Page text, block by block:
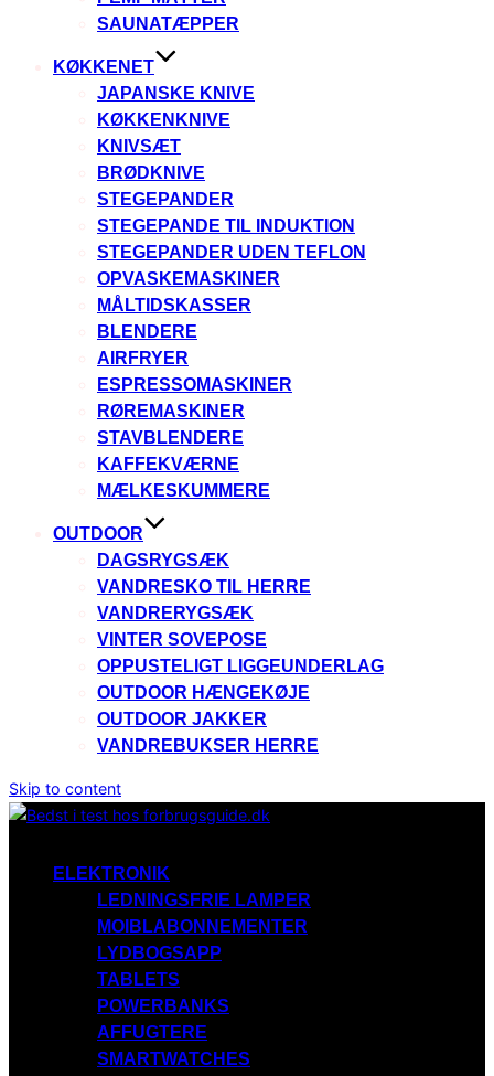
SAUNATÆPPER
KØKKENET
JAPANSKE KNIVE
KØKKENKNIVE
KNIVSÆT
BRØDKNIVE
STEGEPANDER
STEGEPANDE TIL INDUKTION
STEGEPANDER UDEN TEFLON
OPVASKEMASKINER
MÅLTIDSKASSER
BLENDERE
AIRFRYER
ESPRESSOMASKINER
RØREMASKINER
STAVBLENDERE
KAFFEKVÆRNE
MÆLKESKUMMERE
OUTDOOR
DAGSRYGSÆK
VANDRESKO TIL HERRE
VANDRERYGSÆK
VINTER SOVEPOSE
OPPUSTELIGT LIGGEUNDERLAG
OUTDOOR HÆNGEKØJE
OUTDOOR JAKKER
VANDREBUKSER HERRE
Skip to content
ELEKTRONIK
LEDNINGSFRIE LAMPER
MOIBLABONNEMENTER
LYDBOGSAPP
TABLETS
POWERBANKS
AFFUGTERE
SMARTWATCHES